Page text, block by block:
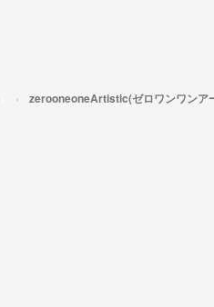
zerooneoneArtistic(ゼロワンワンア